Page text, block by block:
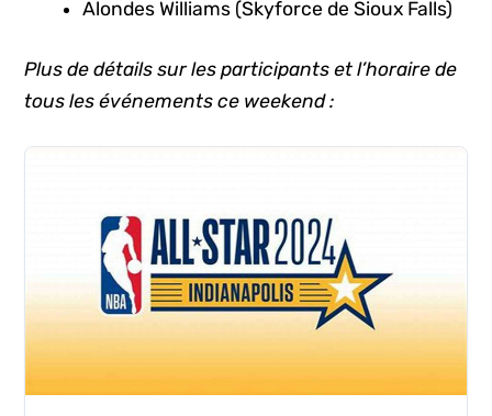
Alondes Williams (Skyforce de Sioux Falls)
Plus de détails sur les participants et l’horaire de
tous les événements ce weekend :